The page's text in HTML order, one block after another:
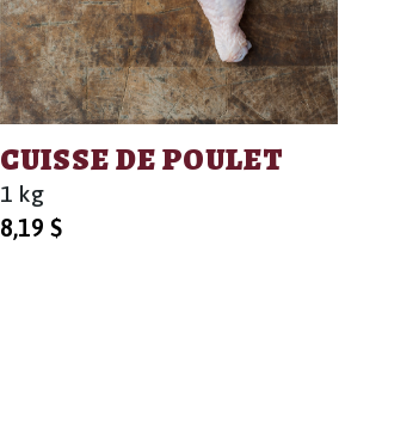
CUISSE DE POULET
1 kg
8,19$